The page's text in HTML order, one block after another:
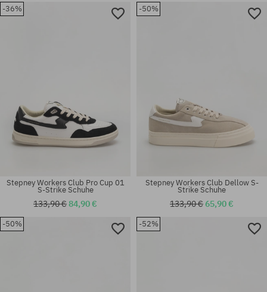
Verfügbare Größen:
Verfügbare Größen:
Verfügbare Größen:
Verfügbare Größen:
-36%
Stepney Workers Club Pro Cup 01
S-Strike Schuhe
133,90 €84,90 €
-50%
Stepney Workers Club Dellow S-
Strike Schuhe
133,90 €65,90 €
-50% -52%